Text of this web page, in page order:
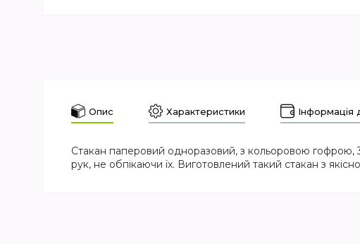
Опис Характеристики Інформація
Стакан паперовий одноразовий, з кольоровою
рук, не обпікаючи їх. Виготовлений такий стакан з